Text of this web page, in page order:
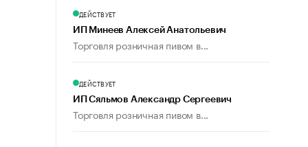
ДЕЙСТВУЕТ
ИП Минеев Алексей Анатольевич
Торговля розничная пивом в...
ДЕЙСТВУЕТ
ИП Сяльмов Александр Сергеевич
Торговля розничная пивом в...